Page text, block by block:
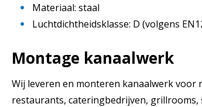
Materiaal: staal
Luchtdichtheidsklasse: D (volgens
Montage kanaalwerk
Wij leveren en monteren kanaalwerk voor
restaurants, cateringbedrijven, grillrooms,